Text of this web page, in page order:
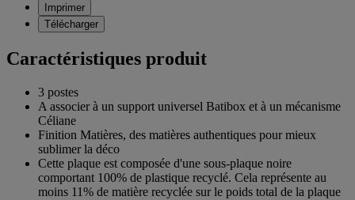
Imprimer
Télécharger
Caractéristiques produit
3 postes
A associer à un support universel Batibox et à un mécanisme
Céliane
Finition Matières, des matières authentiques pour mieux
sublimer la déco
Cette plaque est composée d'une sous-plaque noire
comportant 100% de plastique recyclé. Cela représente au
moins 11% de matière recyclée sur le poids total de la plaque